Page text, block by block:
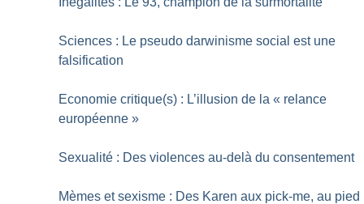
Sciences : Le pseudo darwinisme social est une
falsification
Economie critique(s) : L’illusion de la « relance
européenne »
Sexualité : Des violences au-delà du consentement
Mèmes et sexisme : Des Karen aux pick-me, au pied